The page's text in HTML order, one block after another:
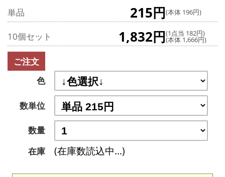
単品 215円(本体 196円)
10個セット 1,832円(1点当 182円)
(本体 1,666円)
ご注文
色
数単位
数量
在庫
(在庫数読込中...)